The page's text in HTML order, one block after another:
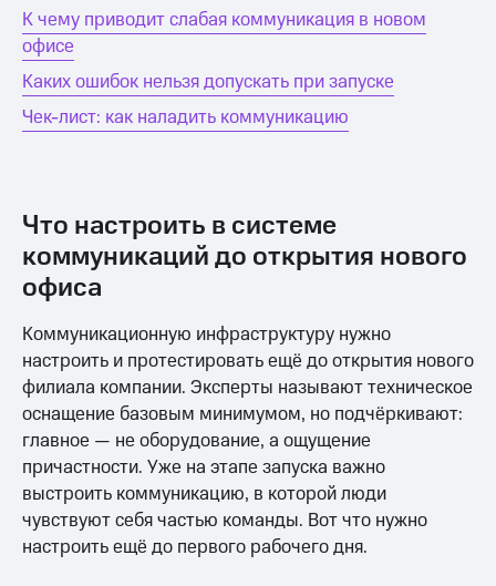
К чему приводит слабая коммуникация в новом
офисе
Каких ошибок нельзя допускать при запуске
Чек-лист: как наладить коммуникацию
Что настроить в системе
коммуникаций до открытия нового
офиса
Коммуникационную инфраструктуру нужно
настроить и протестировать ещё до открытия нового
филиала компании. Эксперты называют техническое
оснащение базовым минимумом, но подчёркивают:
главное — не оборудование, а ощущение
причастности. Уже на этапе запуска важно
выстроить коммуникацию, в которой люди
чувствуют себя частью команды. Вот что нужно
настроить ещё до первого рабочего дня.